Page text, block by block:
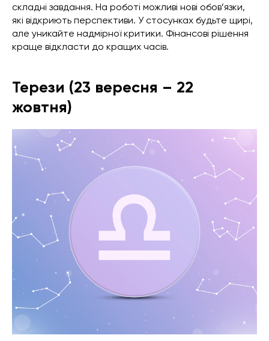
складні завдання. На роботі можливі нові обов’язки,
які відкриють перспективи. У стосунках будьте щирі,
але уникайте надмірної критики. Фінансові рішення
краще відкласти до кращих часів.
Терези (23 вересня – 22
жовтня)